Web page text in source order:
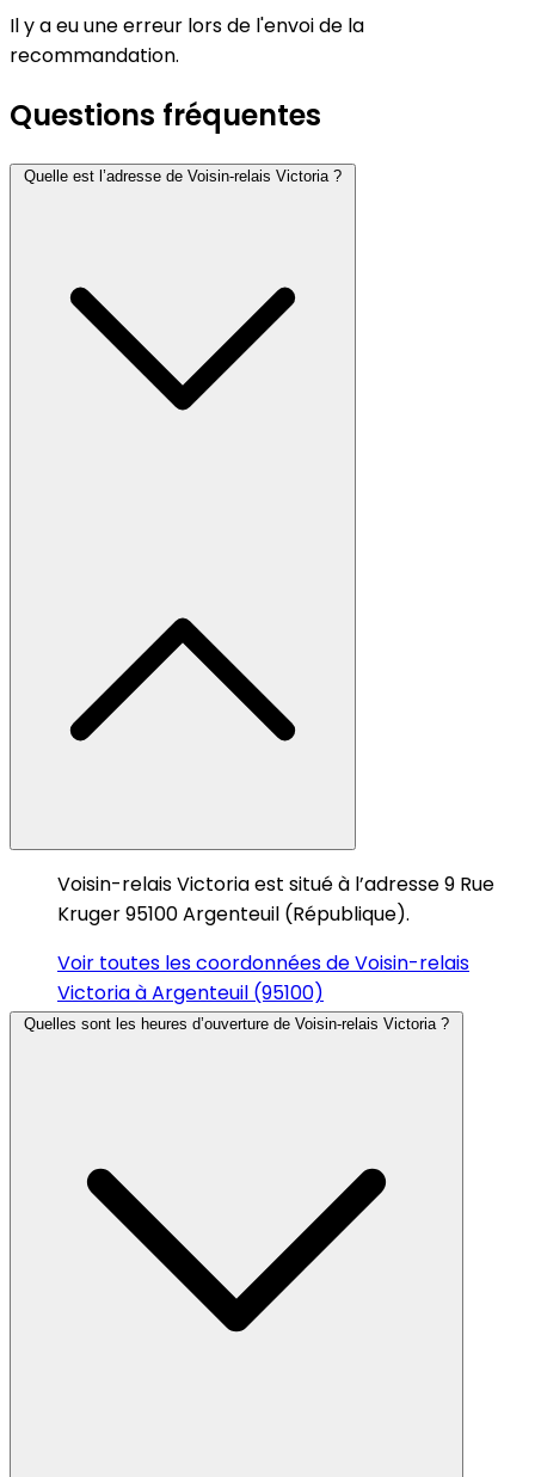
Il y a eu une erreur lors de l'envoi de la
recommandation.
Questions fréquentes
Quelle est l’adresse de Voisin-relais Victoria ?
Voisin-relais Victoria est situé à l’adresse 9 Rue
Kruger 95100 Argenteuil (République).
Voir toutes les coordonnées de Voisin-relais
Victoria à Argenteuil (95100)
Quelles sont les heures d’ouverture de Voisin-relais Victoria ?